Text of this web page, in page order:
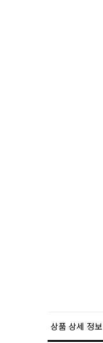
상품 상세 정보